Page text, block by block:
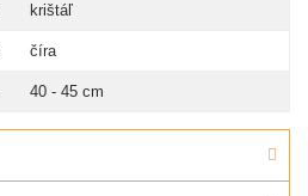
krištáľ
číra
40 - 45 cm